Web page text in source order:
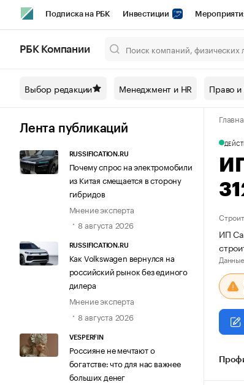
Подписка на РБК Инвестиции
Спецпроекты СПб Конференции СПб
Технологии и медиа Рынок
РБК Компании
Выбор редакции Менеджмент и HR Право и
Лента публикаций
RUSSIFICATION.RU
Почему спрос на электромобили
из Китая смещается в сторону
гибридов
Мнение эксперта
8 августа 2026
RUSSIFICATION.RU
Как Volkswagen вернулся на
российский рынок без единого
дилера
Мнение эксперта
8 августа 2026
VESPERFIN
Россияне не мечтают о
богатстве: что для нас важнее
больших денег
ИП